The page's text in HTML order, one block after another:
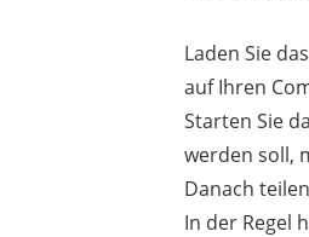
Laden Sie
auf Ihren
Starten Sie
werden soll,
Danach
In der Regel